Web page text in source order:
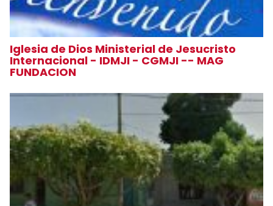
Iglesia de Dios Ministerial de Jesucristo
Internacional - IDMJI - CGMJI -- MAG
FUNDACION